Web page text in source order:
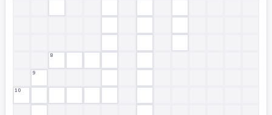
8
9
10